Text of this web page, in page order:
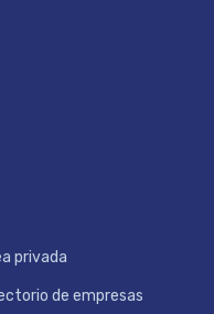
privada
de empresas